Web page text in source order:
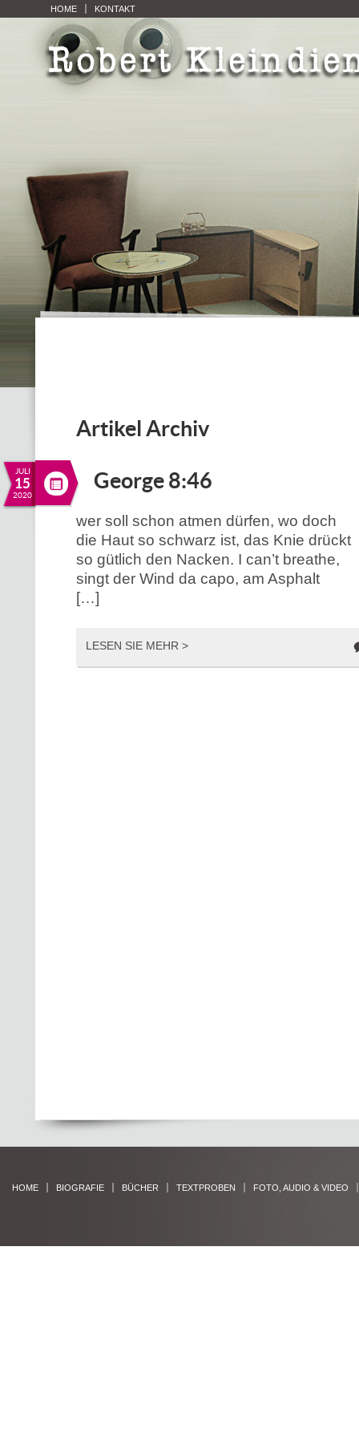
HOME KONTAKT
Artikel Archiv
JULI
15
2020
George 8:46
wer soll schon atmen dürfen, wo doch
die Haut so schwarz ist, das Knie drückt
so gütlich den Nacken. I can’t breathe,
singt der Wind da capo, am Asphalt
[…]
LESEN SIE MEHR >
HOME BIOGRAFIE BÜCHER TEXTPROBEN FOTO, AUDIO & VIDEO